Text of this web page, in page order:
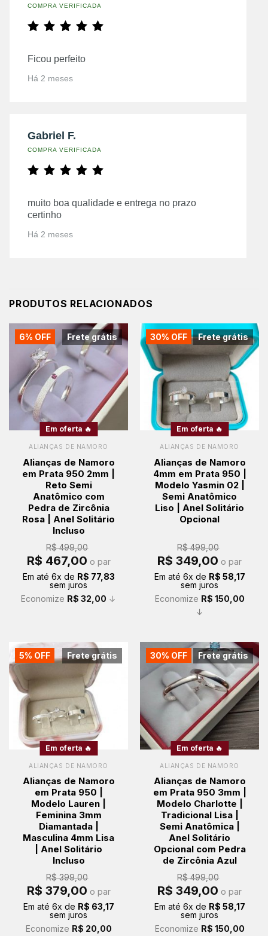
COMPRA VERIFICADA
Ficou perfeito
Há 2 meses
Gabriel F.
COMPRA VERIFICADA
muito boa qualidade e entrega no prazo
certinho
Há 2 meses
PRODUTOS RELACIONADOS
Frete grátis
6% OFF
Em oferta 🔥
ALIANÇAS DE NAMORO
Alianças de Namoro
em Prata 950 2mm |
Reto Semi
Anatômico com
Pedra de Zircônia
Rosa | Anel Solitário
Incluso
R$499,00
O
preço
era:
R$ 499,00.
R$ 467,00preço
é:
R$ 467,00.
o par
Em até 6x de R$ 77,83
sem juros
Economize R$ 32,00 ↓
Frete grátis
30% OFF
Em oferta 🔥
ALIANÇAS DE NAMORO
Alianças de Namoro
4mm em Prata 950 |
Modelo Yasmin 02 |
Semi Anatômico
Liso | Anel Solitário
Opcional
R$499,00
O
preço
era:
R$ 499,00.
R$ 349,00 preço
é:
o par
Em até 6x de R$ 58,17
sem juros
Economize R$ 150,00
↓
Frete grátis
5% OFF
Em oferta 🔥
ALIANÇAS DE NAMORO
Alianças de Namoro
em Prata 950 |
Modelo Lauren |
Feminina 3mm
Diamantada |
Masculina 4mm Lisa
| Anel Solitário
Incluso
R$399,00
O
preço
era:
R$ 399,00.
R$ 379,00preço
atual
é:
R$ 379,00.
o par
Em até 6x de R$ 63,17
sem juros
Economize R$ 20,00
Frete grátis
30% OFF
Em oferta 🔥
ALIANÇAS DE NAMORO
Alianças de Namoro
em Prata 950 3mm |
Modelo Charlotte |
Tradicional Lisa |
Semi Anatômica |
Anel Solitário
Opcional com Pedra
de Zircônia Azul
R$499,00
O
preço
era:
R$ 499,00.
R$ 349,00 preço
é:
o par
Em até 6x de R$ 58,17
sem juros
Economize R$ 150,00